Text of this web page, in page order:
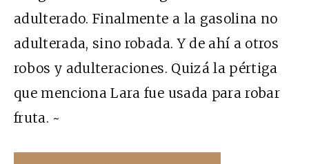
adulterado. Finalmente a la gasolina no
adulterada, sino robada. Y de ahí a otros
robos y adulteraciones. Quizá la pértiga
que menciona Lara fue usada para robar
fruta. ~